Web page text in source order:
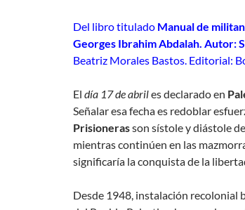
Del libro titulado Manual de
Georges Ibrahim Abdalah. Autor:
Beatriz Morales Bastos. Editorial:
El día 17 de abriles declarado en
Señalar esa fecha es redoblar
Prisionerasson sístole y diástole
mientras continúen en las
significaría la conquista de la
Desde 1948, instalación recolonial